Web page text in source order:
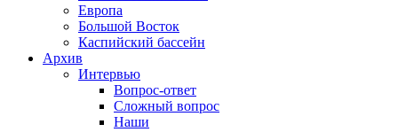
Европа
Большой Восток
Каспийский бассейн
Архив
Интервью
Вопрос-ответ
Сложный вопрос
Наши